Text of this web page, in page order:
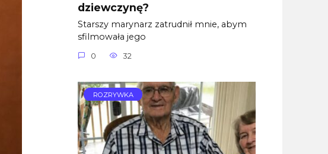
dziewczynę?
Starszy marynarz zatrudnił mnie, abym
sfilmowała jego
0 32
ROZRYWKA